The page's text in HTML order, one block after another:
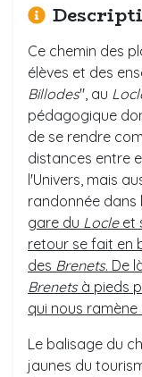
Ce chemin des
élèves et des
Billodes", au
pédagogique
de se rendre
distances entre
l'Univers, mais
randonnée dans
gare du Locle et
retour se fait en
des Brenets. De
Brenets à pieds
qui nous ramène
Le balisage du
jaunes du